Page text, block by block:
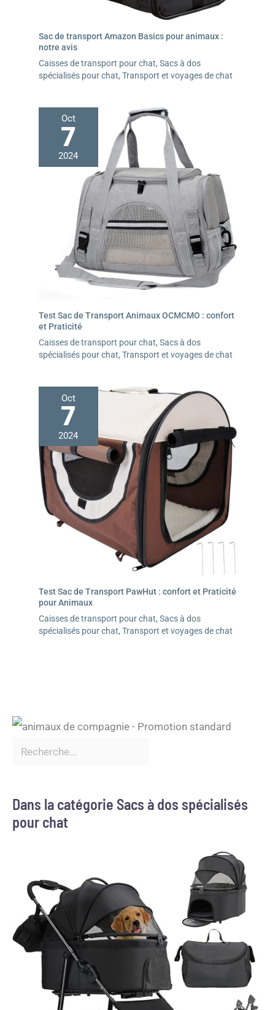
Sac de transport Amazon Basics pour animaux :
notre avis
Caisses de transport pour chat, Sacs à dos
spécialisés pour chat, Transport et voyages de chat
Oct
7
2024
Test Sac de Transport Animaux OCMCMO : confort
et Praticité
Caisses de transport pour chat, Sacs à dos
spécialisés pour chat, Transport et voyages de chat
Oct
7
2024
Test Sac de Transport PawHut : confort et Praticité
pour Animaux
Caisses de transport pour chat, Sacs à dos
spécialisés pour chat, Transport et voyages de chat
Dans la catégorie Sacs à dos spécialisés
pour chat